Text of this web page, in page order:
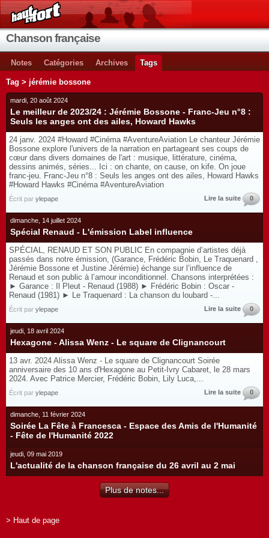
Chanson française
Notes Catégories Archives Tags
Tag > jérémie bossone
mardi, 20 août 2024
Le meilleur de 2023/24 : Jérémie Bossone - Franc-Jeu n°8 :
Seuls les anges ont des ailes, Howard Hawks
24 janv. 2024 #Howard #Cinéma #AventureAviation Le chanteur Jérémie
Bossone explore l'univers de la narration en partageant ses coups de
cœur dans divers domaines de l'art : musique, littérature, cinéma,
dessins animés, séries... Ici : on chante, on cause, on kife. On joue
franc-jeu. Franc-Jeu n°8 : Seuls les anges ont des ailes, Howard Hawks
#Howard Hawks #Cinéma #AventureAviation
Écrit par ylepape Lire la suite 0
dimanche, 14 juillet 2024
Spécial Renaud - L'émission Label influence
SPÉCIAL, RENAUD ET SON PUBLIC En compagnie d’artistes déjà
passés dans notre émission, (Garance, Frédéric Bobin, Le Traquenard ,
Jérémie Bossone et Justine Jérémie) échange sur l’influence de
Renaud et son public à l’amour inconditionnel. Chansons interprétées :
► Garance : Il Pleut - Renaud (1988) ► Frédéric Bobin : Oscar -
Renaud (1981) ► Le Traquenard : La chanson du loubard -...
Écrit par ylepape Lire la suite 0
jeudi, 18 avril 2024
Hexagone - Alissa Wenz - Le square de Clignancourt
13 avr. 2024 Alissa Wenz - Le square de Clignancourt Soirée
anniversaire des 10 ans d'Hexagone au Petit-Ivry Cabaret, le 28 mars
2024. Avec Patrice Mercier, Frédéric Bobin, Lily Luca,...
Écrit par ylepape Lire la suite 0
dimanche, 11 février 2024
Soirée La Fête à Francesca - Espace des Amis de l'Humanité
- Fête de l'Humanité 2022
jeudi, 09 mai 2019
L'actualité de la chanson française du 26 avril au 2 mai
Plus de notes...
> Haut de page